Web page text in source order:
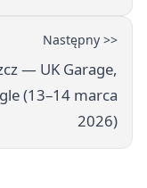
Następny >>
— UK Garage,
(13–14 marca
2026)